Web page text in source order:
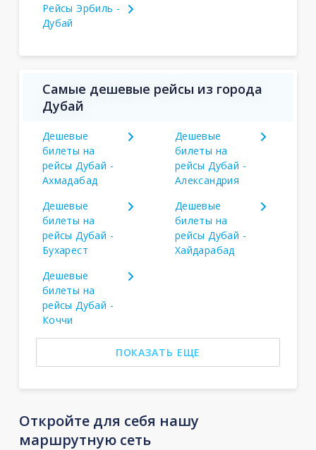
Рейсы Эрбиль -
Дубай
Самые дешевые рейсы из города
Дубай
Дешевые
билеты на
рейсы Дубай -
Ахмадабад
Дешевые
билеты на
рейсы Дубай -
Александрия
Дешевые
билеты на
рейсы Дубай -
Бухарест
Дешевые
билеты на
рейсы Дубай -
Хайдарабад
Дешевые
билеты на
рейсы Дубай -
Коччи
ПОКАЗАТЬ ЕЩЕ
Откройте для себя нашу
маршрутную сеть